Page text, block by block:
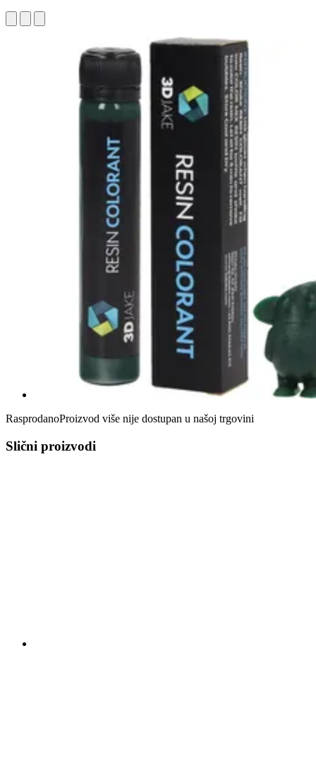
RasprodanoProizvod više nije dostupan u našoj trgovini
Slični proizvodi